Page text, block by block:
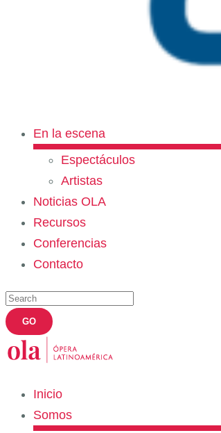
En la escena
Espectáculos
Artistas
Noticias OLA
Recursos
Conferencias
Contacto
Inicio
Somos